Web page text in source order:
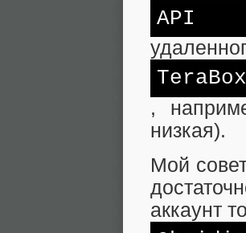
API
,
низкая).
Мой
аккаунт